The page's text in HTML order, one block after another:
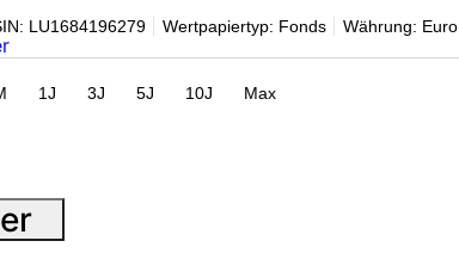
LU1684196279 Wertpapiertyp: Fonds Währung: Euro
1J 3J 5J 10J Max